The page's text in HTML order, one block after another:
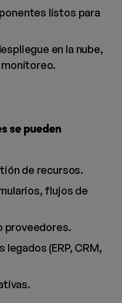
listos para
en la nube,
se pueden
de recursos.
flujos de
proveedores.
(ERP, CRM,